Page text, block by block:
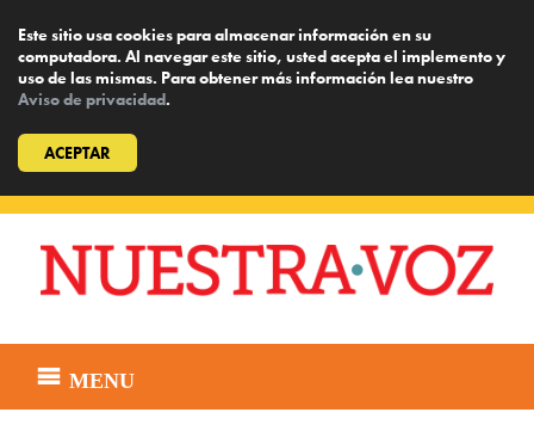
Este sitio usa cookies para almacenar información en su
computadora. Al navegar este sitio, usted acepta el implemento y
uso de las mismas. Para obtener más información lea nuestro
Aviso de privacidad.
ACEPTAR
content
MENU